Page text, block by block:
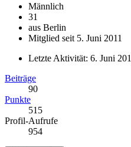
Männlich
31
aus Berlin
Mitglied seit 5. Juni 2011
Letzte Aktivität: 6. Juni
Beiträge
90
Punkte
515
Profil-Aufrufe
954